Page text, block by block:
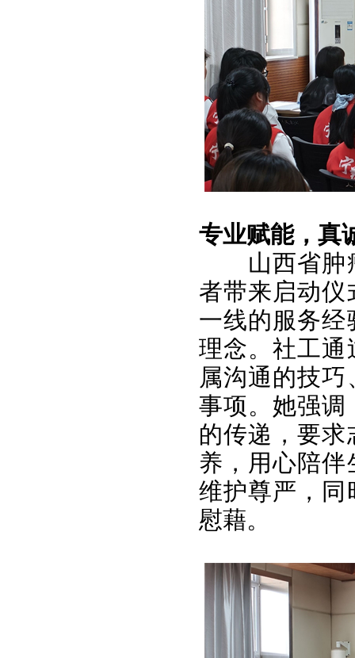
专业赋能，真
山西省肿
者带来启动
一线的服务
理念。社工通
属沟通的技
事项。她强调
的传递，要
养，用心陪
维护尊严，同
慰藉。